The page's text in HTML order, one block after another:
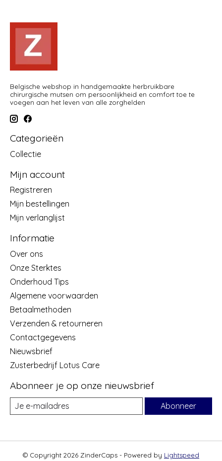
Belgische webshop in handgemaakte herbruikbare
chirurgische mutsen om persoonlijkheid en comfort toe te
voegen aan het leven van alle zorghelden
Categorieën
Collectie
Mijn account
Registreren
Mijn bestellingen
Mijn verlanglijst
Informatie
Over ons
Onze Sterktes
Onderhoud Tips
Algemene voorwaarden
Betaalmethoden
Verzenden & retourneren
Contactgegevens
Nieuwsbrief
Zusterbedrijf Lotus Care
Abonneer je op onze nieuwsbrief
Abonneer
© Copyright 2026 ZinderCaps - Powered by Lightspeed